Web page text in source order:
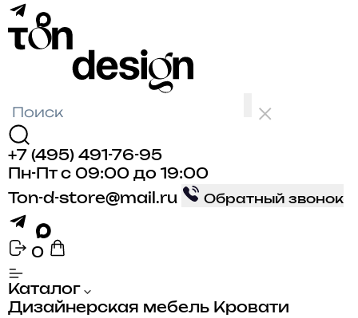
+7 (495) 491-76-95
Пн-Пт с 09:00 до 19:00
Ton-d-store@mail.ru
Обратный звонок
0
Каталог
Дизайнерская мебель Кровати